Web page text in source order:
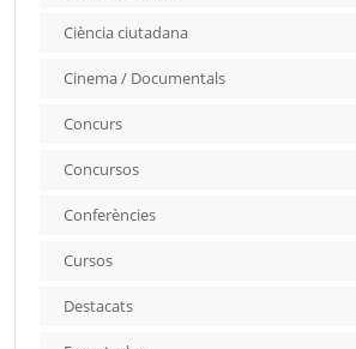
Ciència ciutadana
Cinema / Documentals
Concurs
Concursos
Conferències
Cursos
Destacats